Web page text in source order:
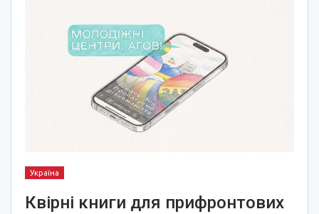
Україна
Квірні книги для прифронтових